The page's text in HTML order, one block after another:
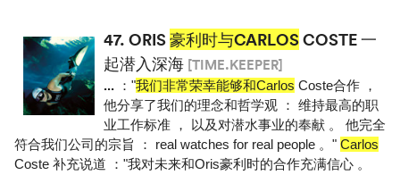
47. ORIS豪利时与CARLOSCOSTE 一
起潜入深海 [TIME.KEEPER]
... ："我们非常荣幸能够和Carlos Coste合作 ，
他分享了我们的理念和哲学观 ： 维持最高的职
业工作标准 ， 以及对潜水事业的奉献 。 他完全
符合我们公司的宗旨 ： real watches for real people 。" Carlos
Coste 补充说道 ："我对未来和Oris豪利时的合作充满信心 。